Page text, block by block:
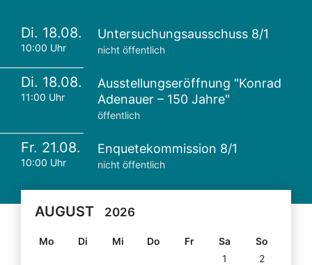
Di. 18.08.
10:00 Uhr
Untersuchungsausschuss 8/1
nicht öffentlich
Di. 18.08.
11:00 Uhr
Ausstellungseröffnung "Konrad
Adenauer – 150 Jahre"
öffentlich
Fr. 21.08.
10:00 Uhr
Enquetekommission 8/1
nicht öffentlich
AUGUST 2026
Mo Di Mi Do Fr Sa
So
1
2